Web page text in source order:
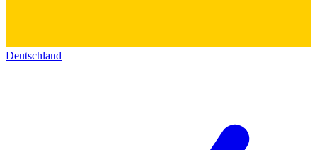
Deutschland